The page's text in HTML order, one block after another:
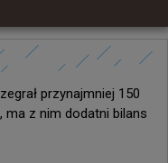
przynajmniej 150
ma z nim dodatni bilans